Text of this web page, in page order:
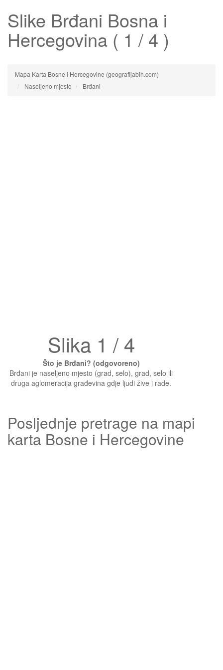
Slike Brđani Bosna i
Hercegovina ( 1 / 4 )
Mapa Karta Bosne i Hercegovine (geografijabih.com)
Naseljeno mjesto
Brđani
Slika 1 / 4
Što je Brđani? (odgovoreno)
Brđani je naseljeno mjesto (grad, selo), grad, selo ili
druga aglomeracija građevina gdje ljudi žive i rade.
Posljednje pretrage na mapi
karta Bosne i Hercegovine